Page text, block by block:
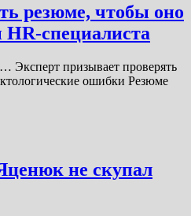
резюме, чтобы оно
HR-специалиста
Эксперт призывает проверять
ошибки Резюме
не скупал